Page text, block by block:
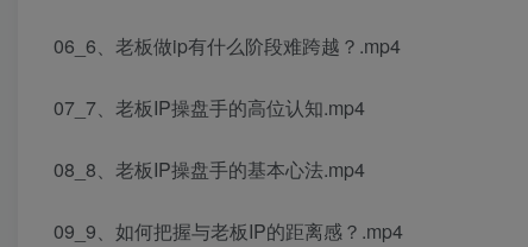
06_6、老板做ip有什么阶段难跨越？.mp4
07_7、老板IP操盘手的高位认知.mp4
08_8、老板IP操盘手的基本心法.mp4
09_9、如何把握与老板IP的距离感？.mp4